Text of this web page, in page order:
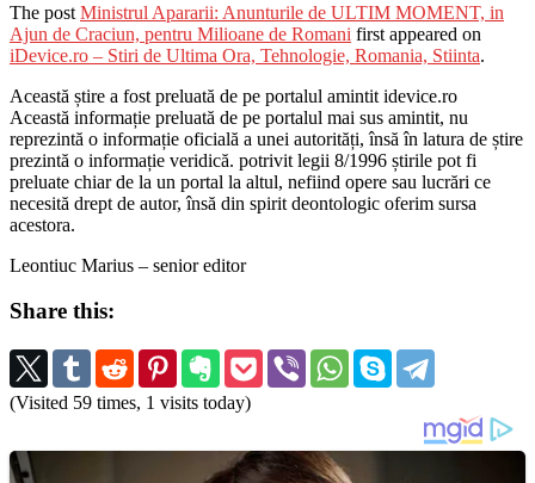
The post Ministrul Apararii: Anunturile de ULTIM MOMENT, in
Ajun de Craciun, pentru Milioane de Romani first appeared on
iDevice.ro – Stiri de Ultima Ora, Tehnologie, Romania, Stiinta.
Această știre a fost preluată de pe portalul amintit idevice.ro
Această informație preluată de pe portalul mai sus amintit, nu
reprezintă o informație oficială a unei autorități, însă în latura de știre
prezintă o informație veridică. potrivit legii 8/1996 știrile pot fi
preluate chiar de la un portal la altul, nefiind opere sau lucrări ce
necesită drept de autor, însă din spirit deontologic oferim sursa
acestora.
Leontiuc Marius – senior editor
Share this:
(Visited 59 times, 1 visits today)